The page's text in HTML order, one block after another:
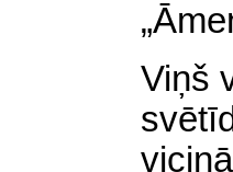
Viņš